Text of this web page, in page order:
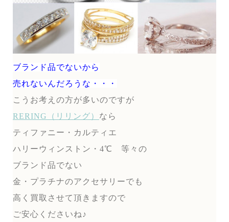
ブランド品でないから
売れないんだろうな・・・
こうお考えの方が多いのですが
RERING（リリング） なら
ティファニー・カルティエ
ハリーウィンストン・4℃ 等々の
ブランド品でない
金・プラチナのアクセサリーでも
高く買取させて頂きますので
ご安心くださいね♪